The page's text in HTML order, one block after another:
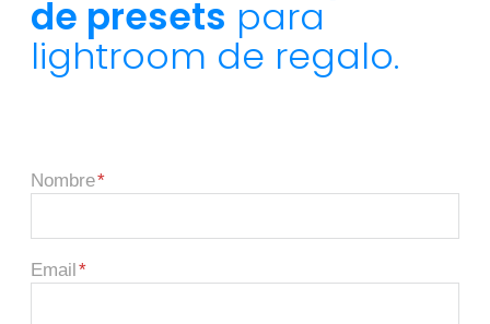
de presets para
lightroom de regalo.
Nombre
Email